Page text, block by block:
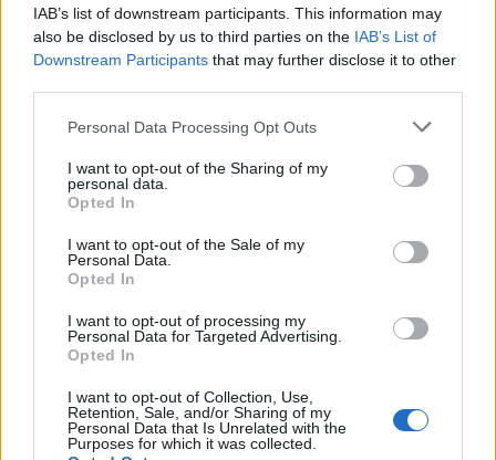
IAB’s list of downstream participants. This information may
also be disclosed by us to third parties on the IAB’s List of
Downstream Participants that may further disclose it to other
Personal Data Processing Opt Outs
I want to opt-out of the Sharing of my
personal data.
Opted In
I want to opt-out of the Sale of my
Personal Data.
Opted In
I want to opt-out of processing my
Personal Data for Targeted Advertising.
Opted In
I want to opt-out of Collection, Use,
Retention, Sale, and/or Sharing of my
Personal Data that Is Unrelated with the
Purposes for which it was collected.
Λιμάνι Ηρακλείου: Έμπλεξε ο κάβος στην προπέλα του
πλοίου!
Γερμανία: Τουλάχιστον 25 τραυματίες, οι επτά σοβαρά,
από σύγκρουση δύο τραμ - Δείτε βίντεο
20:06
Οργανωτικό λίφτινγκ χρειάζονται οι δήμοι
δεν είναι ατύχημα αλλά έγκλημα συνεχιζόμενο
ΠΕΡΙΣΣΟΤΕΡΑ